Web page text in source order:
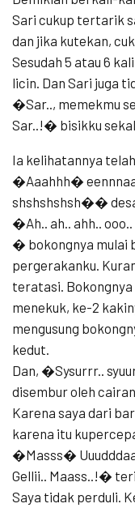
Sari cukup tertarik
dan jika kutekan,
Sesudah 5 atau 6
licin. Dan Sari juga
�Sar.., memekmu
Sar..!� bisikku
Ia kelihatannya
�Aaahhh�
shshshshsh��
�Ah.. ah.. ahh..
� bokongnya mulai
pergerakanku.
teratasi.
menekuk, ke-2
mengusung
kedut.
Dan, �Sysurrr..
disembur oleh
Karena saya dari
karena itu
�Masss�
Gellii.. Maass..!�
Saya tidak perduli.